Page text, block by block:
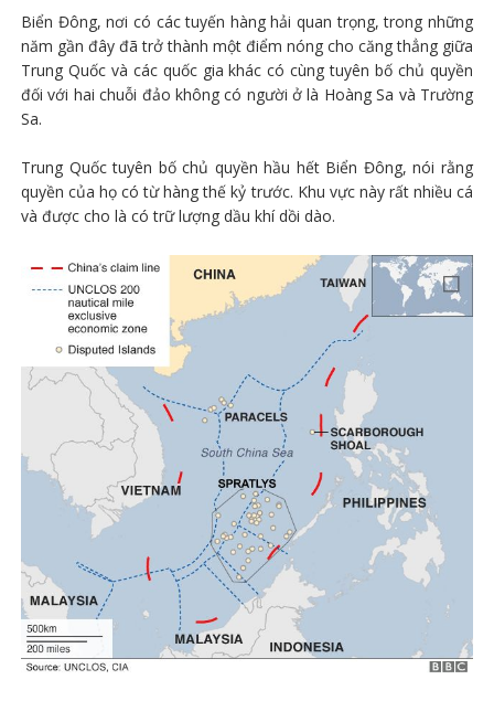
Biển Đông, nơi có các tuyến hàng hải quan trọng, trong những
năm gần đây đã trở thành một điểm nóng cho căng thẳng giữa
Trung Quốc và các quốc gia khác có cùng tuyên bố chủ quyền
đối với hai chuỗi đảo không có người ở là Hoàng Sa và Trường
Sa.
Trung Quốc tuyên bố chủ quyền hầu hết Biển Đông, nói rằng
quyền của họ có từ hàng thế kỷ trước. Khu vực này rất nhiều cá
và được cho là có trữ lượng dầu khí dồi dào.